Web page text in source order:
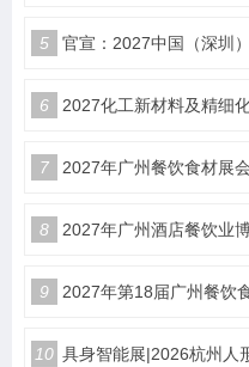
作为兼
牌知名
里，您
导体
5 官宣：2027中国（深圳
6 2027化工新材料及精细
7 2027年广州餐饮食材展
8 2027年广州酒店餐饮业
9 2027年第18届广州餐饮
10 具身智能展|2026杭州人